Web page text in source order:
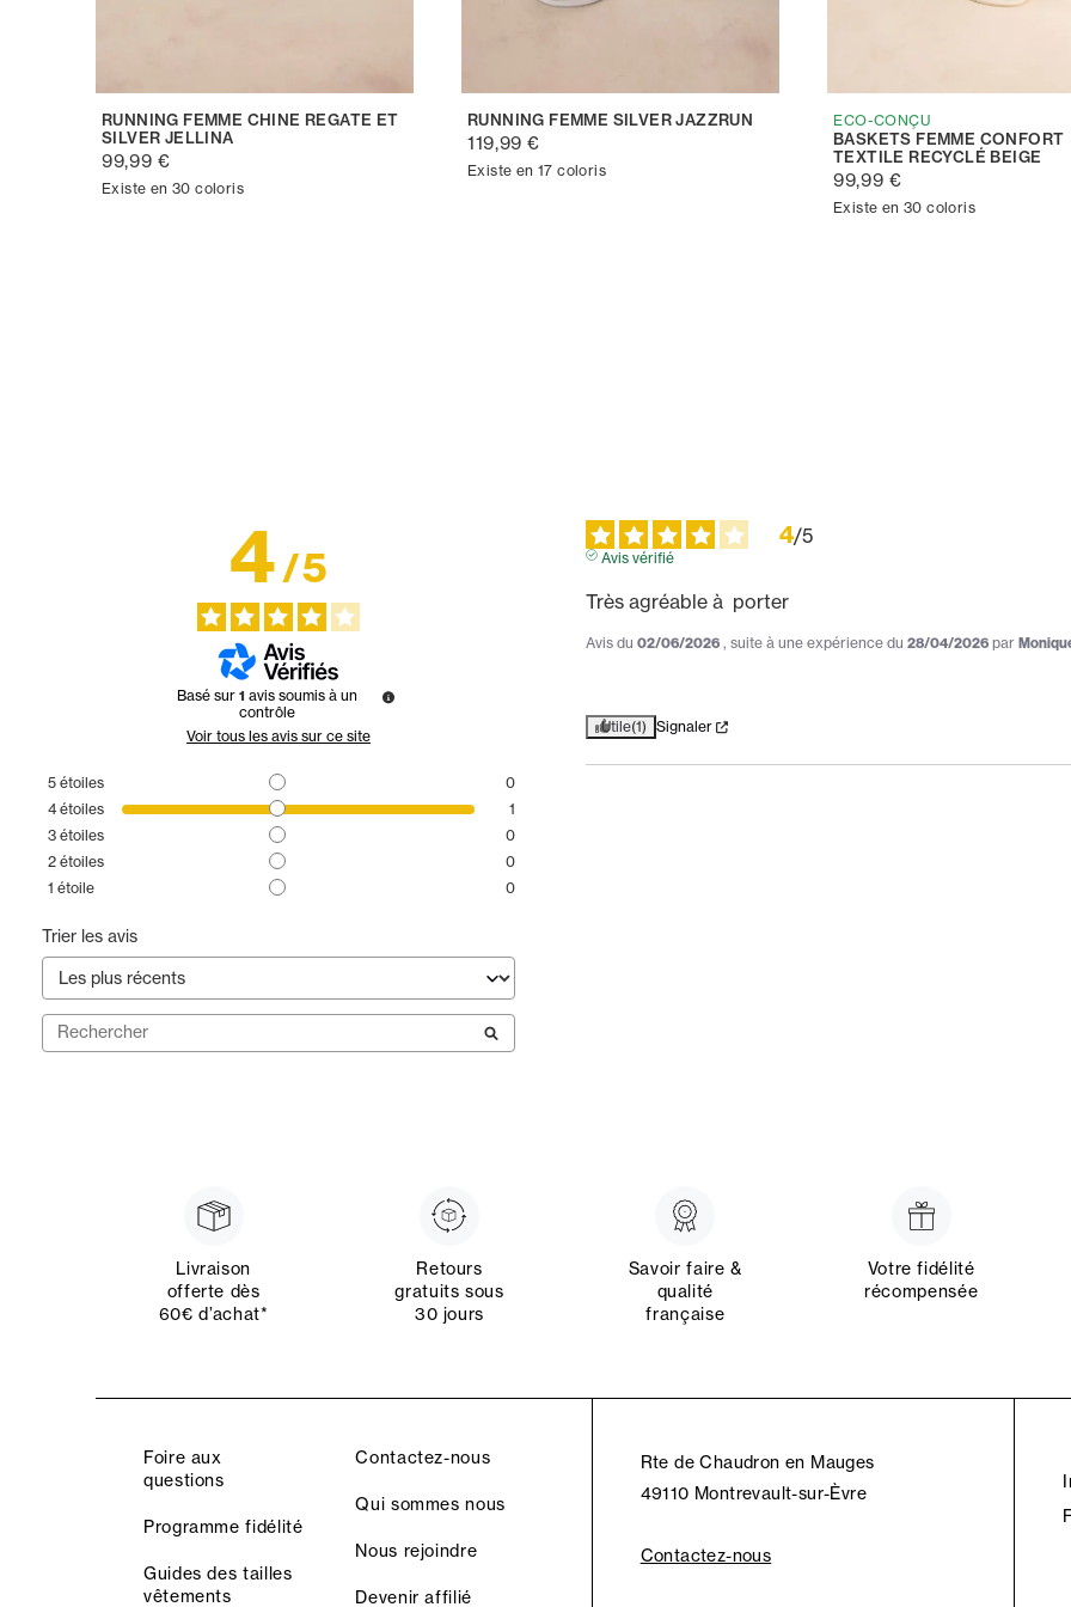
RUNNING FEMME CHINE REGATE ET
SILVER JELLINA
99,99 €
Existe en 30 coloris
RUNNING FEMME SILVER JAZZRUN
119,99 €
Existe en 17 coloris
ECO-CONÇU
BASKETS FEMME CONFORT
TEXTILE RECYCLÉ BEIGE
99,99 €
Existe en 30 coloris
4/5
Basé sur1 avis soumis à un
contrôle
Voir tous les avis sur ce site
5 étoiles
0
4étoiles
1
3 étoiles
0
2 étoiles
0
1 étoile 0
Trier les avis
4/5
Avis vérifié
Très agréable à  porter
Avis du02/06/2026 , suite à une expérience du28/04/2026 par
Utile(1) Signaler
Livraison
offerte dès
60€ d’achat*
Retours
gratuits sous
30 jours
Savoir faire &
qualité
française
Votre fidélité
récompensée
Foire aux
questions
Programme fidélité
Guides des tailles
vêtements
Contactez-nous
Qui sommes nous
Nous rejoindre
Devenir affilié
Rte de Chaudron en Mauges
49110 Montrevault-sur-Èvre
Contactez-nous